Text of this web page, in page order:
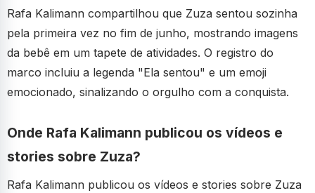
Rafa Kalimann compartilhou que Zuza sentou sozinha
pela primeira vez no fim de junho, mostrando imagens
da bebê em um tapete de atividades. O registro do
marco incluiu a legenda "Ela sentou" e um emoji
emocionado, sinalizando o orgulho com a conquista.
Onde Rafa Kalimann publicou os vídeos e
stories sobre Zuza?
Rafa Kalimann publicou os vídeos e stories sobre Zuza